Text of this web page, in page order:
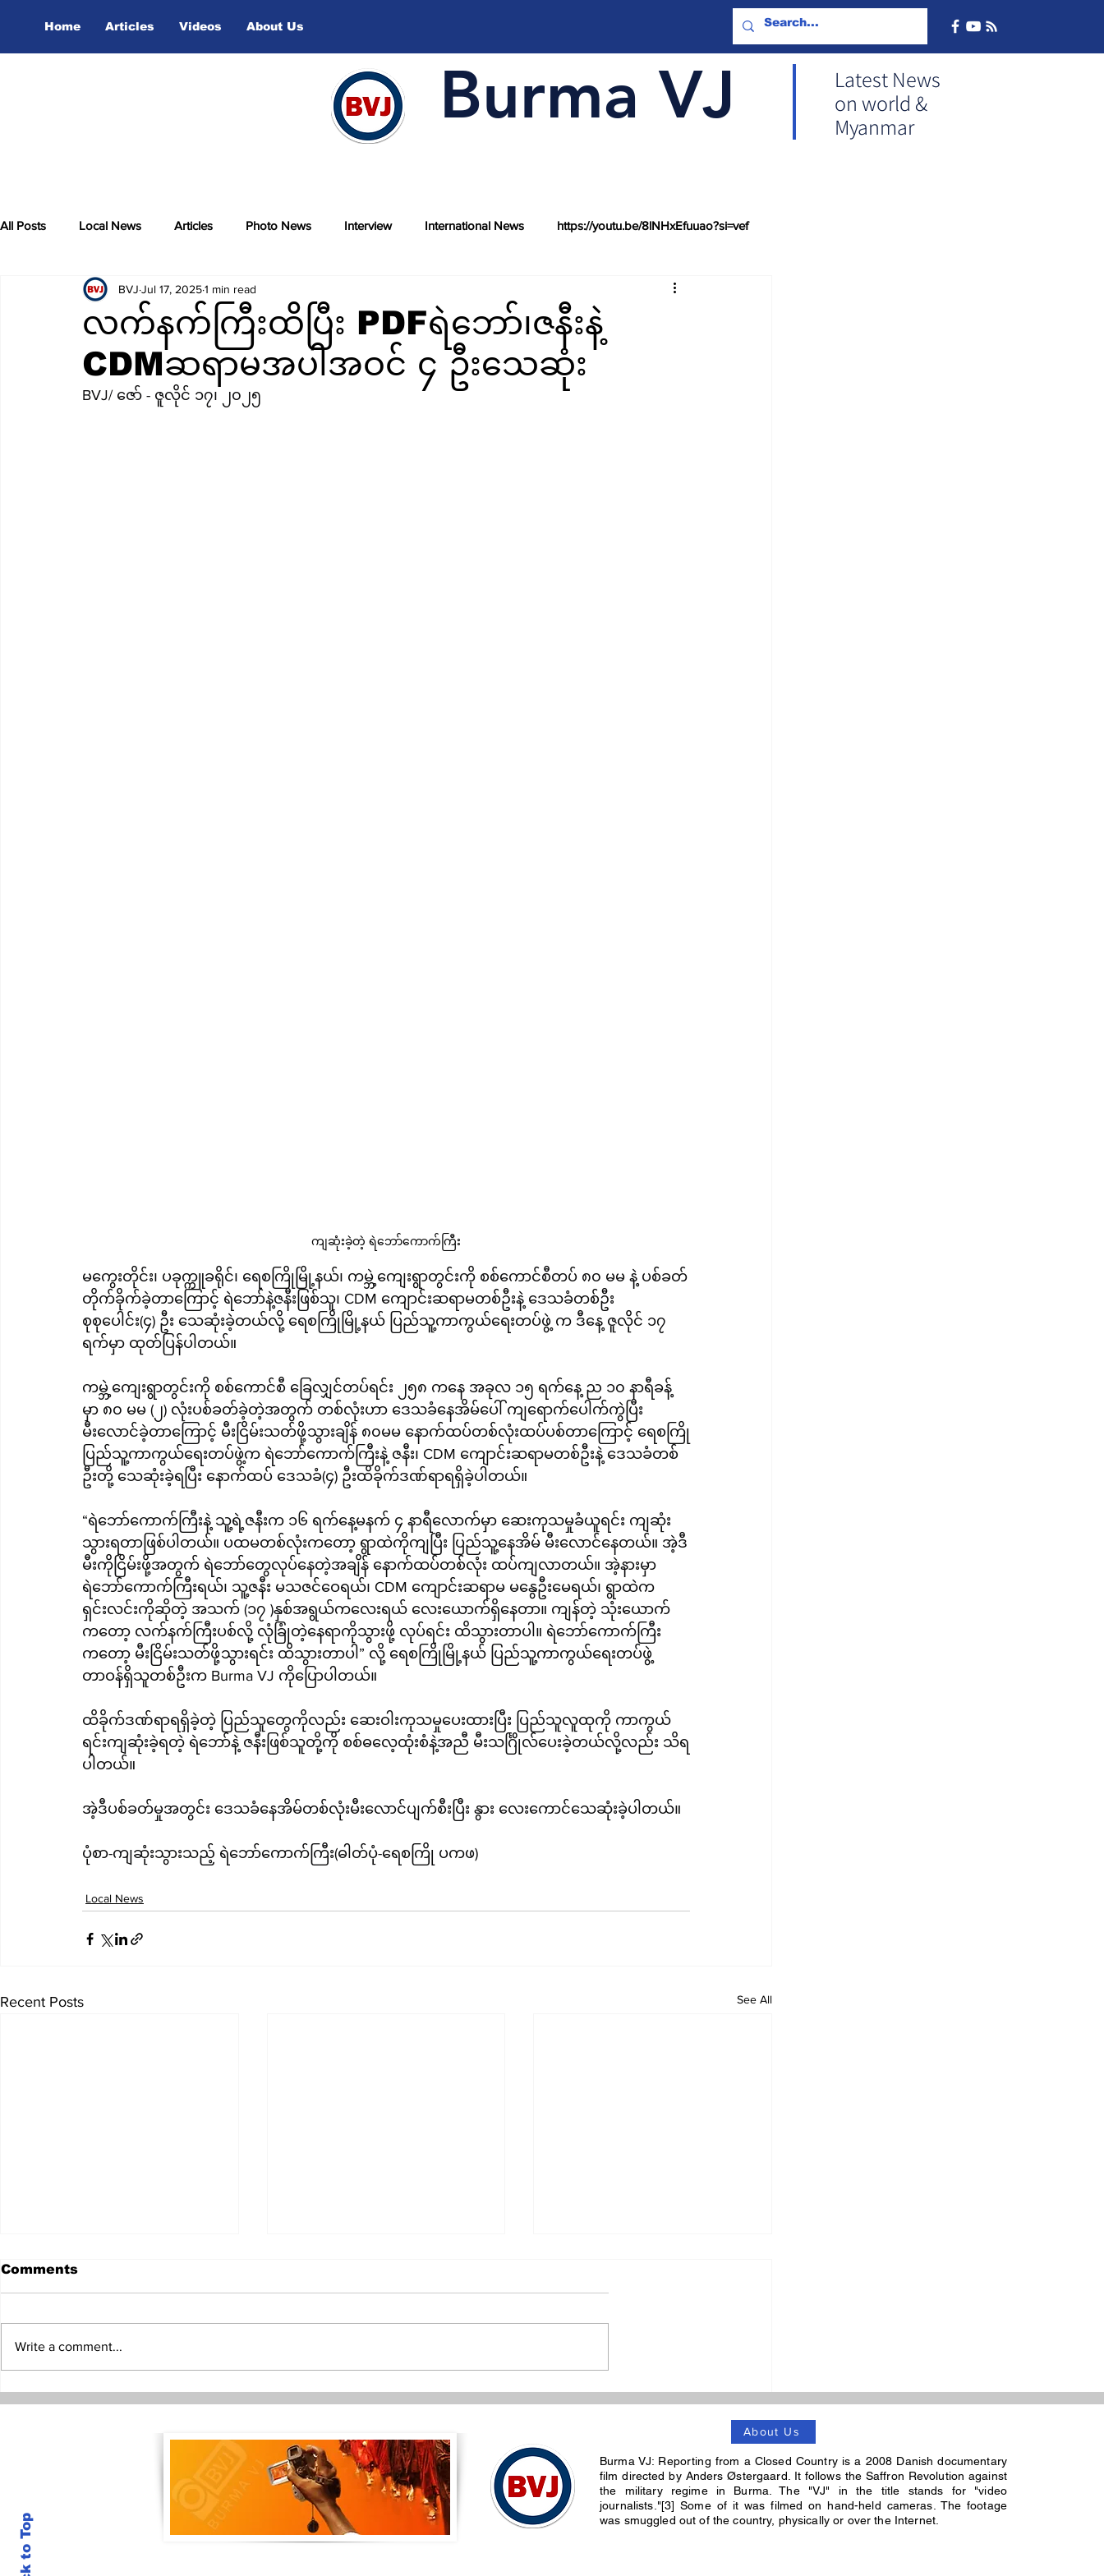
Home Articles Videos About Us
Burma VJ
Latest News
on world &
Myanmar
All Posts Local News Articles Photo News Interview International News https://youtu.be/8lNHxEfuuao?si=vef
Video
လက်နက်ကြီးထိပြီး PDFရဲဘော်၊ဇနီးနဲ့
CDMဆရာမအပါအဝင် ၄ ဦးသေဆုံး
BVJ Jul 17, 20251 min read
BVJ/ ဇော် - ဇူလိုင် ၁၇၊ ၂၀၂၅
ကျဆုံးခဲ့တဲ့ ရဲဘော်ကောက်ကြီး
မကွေးတိုင်း၊ ပခုက္ကူခရိုင်၊ ရေစကြိုမြို့နယ်၊ ကမ္ဘဲ့ကျေးရွာတွင်းကို စစ်ကောင်စီတပ် ၈၀ မမ နဲ့ ပစ်ခတ်
တိုက်ခိုက်ခဲ့တာကြောင့် ရဲဘော်နဲ့ဇနီးဖြစ်သူ၊ CDM ကျောင်းဆရာမတစ်ဦးနဲ့ ဒေသခံတစ်ဦး
စုစုပေါင်း(၄) ဦး သေဆုံးခဲ့တယ်လို့ ရေစကြိုမြို့နယ် ပြည်သူ့ကာကွယ်ရေးတပ်ဖွဲ့ က ဒီနေ့ ဇူလိုင် ၁၇
ရက်မှာ ထုတ်ပြန်ပါတယ်။
ကမ္ဘဲ့ကျေးရွာတွင်းကို စစ်ကောင်စီ ခြေလျှင်တပ်ရင်း ၂၅၈ ကနေ အခုလ ၁၅ ရက်နေ့ ည ၁၀ နာရီခန့်
မှာ ၈၀ မမ (၂) လုံးပစ်ခတ်ခဲ့တဲ့အတွက် တစ်လုံးဟာ ဒေသခံနေအိမ်ပေါ် ကျရောက်ပေါက်ကွဲပြီး
မီးလောင်ခဲ့တာကြောင့် မီးငြိမ်းသတ်ဖို့သွားချိန် ၈၀မမ နောက်ထပ်တစ်လုံးထပ်ပစ်တာကြောင့် ရေစကြို
ပြည်သူ့ကာကွယ်ရေးတပ်ဖွဲ့က ရဲဘော်ကောက်ကြီးနဲ့ ဇနီး၊ CDM ကျောင်းဆရာမတစ်ဦးနဲ့ ဒေသခံတစ်
ဦးတို့ သေဆုံးခဲ့ရပြီး နောက်ထပ် ဒေသခံ(၄) ဦးထိခိုက်ဒဏ်ရာရရှိခဲ့ပါတယ်။
“ရဲဘော်ကောက်ကြီးနဲ့ သူ့ရဲ့ဇနီးက ၁၆ ရက်နေ့မနက် ၄ နာရီလောက်မှာ ဆေးကုသမှုခံယူရင်း ကျဆုံး
သွားရတာဖြစ်ပါတယ်။ ပထမတစ်လုံးကတော့ ရွာထဲကိုကျပြီး ပြည်သူ့နေအိမ် မီးလောင်နေတယ်။ အဲ့ဒီ
မီးကိုငြိမ်းဖို့အတွက် ရဲဘော်တွေလုပ်နေတဲ့အချိန် နောက်ထပ်တစ်လုံး ထပ်ကျလာတယ်။ အဲ့နားမှာ
ရဲဘော်ကောက်ကြီးရယ်၊ သူ့ဇနီး မသဇင်ဝေရယ်၊ CDM ကျောင်းဆရာမ မနွေဦးမေရယ်၊ ရွာထဲက
ရှင်းလင်းကိုဆိုတဲ့ အသက် (၁၇ )နှစ်အရွယ်ကလေးရယ် လေးယောက်ရှိနေတာ။ ကျန်တဲ့ သုံးယောက်
ကတော့ လက်နက်ကြီးပစ်လို့ လုံခြုံတဲ့နေရာကိုသွားဖို့ လုပ်ရင်း ထိသွားတာပါ။ ရဲဘော်ကောက်ကြီး
ကတော့ မီးငြိမ်းသတ်ဖို့သွားရင်း ထိသွားတာပါ” လို့ ရေစကြိုမြို့နယ် ပြည်သူ့ကာကွယ်ရေးတပ်ဖွဲ့
တာဝန်ရှိသူတစ်ဦးက Burma VJ ကိုပြောပါတယ်။
ထိခိုက်ဒဏ်ရာရရှိခဲ့တဲ့ ပြည်သူတွေကိုလည်း ဆေးဝါးကုသမှုပေးထားပြီး ပြည်သူလူထုကို ကာကွယ်
ရင်းကျဆုံးခဲ့ရတဲ့ ရဲဘော်နဲ့ ဇနီးဖြစ်သူတို့ကို စစ်ဓလေ့ထုံးစံနဲ့အညီ မီးသင်္ဂြိုလ်ပေးခဲ့တယ်လို့လည်း သိရ
ပါတယ်။
အဲ့ဒီပစ်ခတ်မှုအတွင်း ဒေသခံနေအိမ်တစ်လုံးမီးလောင်ပျက်စီးပြီး နွား လေးကောင်သေဆုံးခဲ့ပါတယ်။
ပုံစာ-ကျဆုံးသွားသည့် ရဲဘော်ကောက်ကြီး(ဓါတ်ပုံ-ရေစကြို ပကဖ)
Local News
Recent Posts See All
ရေကြည်နဲ့သာပေါင်းမှာ စစ်တပ်
ဒေါ်အောင်ဆန်းစုကြည်
NLDအသိအမှတ်ပြု
တရုတ်အစိုးရသြဇာလွှမ်းဖို့
ခြင်းရပ်တန့်ဖို့ မြန်မာစစ်
အာဏာရှင်ဆန့်ကျင်ရေး
အင်အားစုတွေ စာပို့
Comments
Write a comment...
Back to Top
About Us
Burma VJ: Reporting from a Closed Country is a 2008 Danish documentary
film directed by Anders Østergaard. It follows the Saffron Revolution against
the military regime in Burma. The "VJ" in the title stands for "video
journalists."[3] Some of it was filmed on hand-held cameras. The footage
was smuggled out of the country, physically or over the Internet.